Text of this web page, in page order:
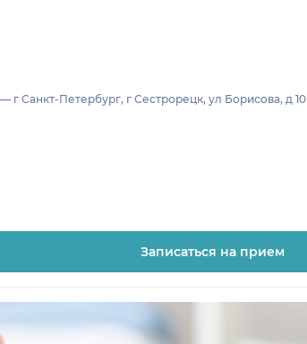
г Санкт-Петербург, г Сестрорецк, ул Борисова, д 10
Записаться на прием